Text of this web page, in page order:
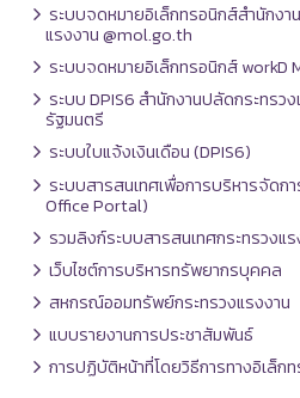
ระบบจดหมายอิเล็กทรอนิกส์สำนักงา
แรงงาน @mol.go.th
ระบบจดหมายอิเล็กทรอนิกส์ workD
ระบบ DPIS6 สำนักงานปลัดกระทรว
รัฐมนตรี
ระบบใบแจ้งเงินเดือน (DPIS6)
ระบบสารสนเทศเพื่อการบริหารจัดก
Office Portal)
รวมลิงก์ระบบสารสนเทศกระทรวงแร
เว็บไซต์การบริหารทรัพยากรบุคคล
สหกรณ์ออมทรัพย์กระทรวงแรงงาน
แบบรายงานการประชาสัมพันธ์
การปฏิบัติหน้าที่โดยวิธีการทางอิเล็ก